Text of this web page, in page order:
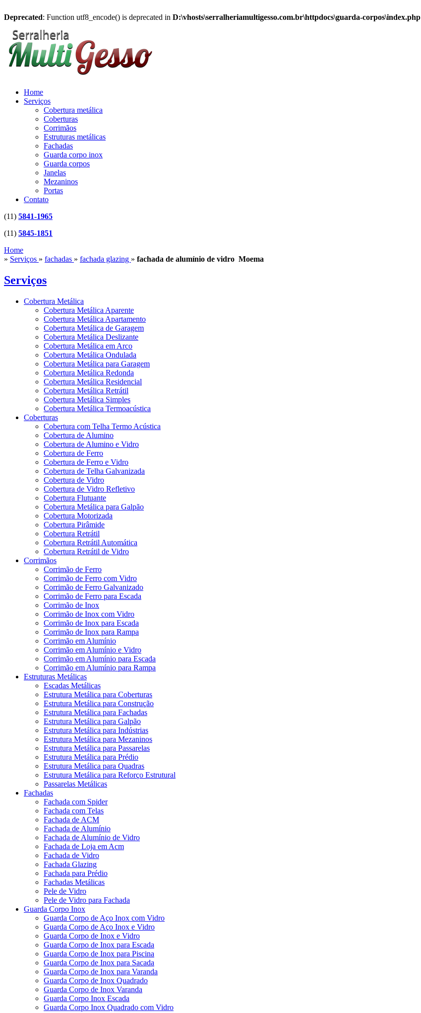
Deprecated: Function utf8_encode() is deprecated in D:\vhosts\serralheriamultigesso.com.br\httpdocs\guarda-corpos\index.php
Home
Serviços
Cobertura metálica
Coberturas
Corrimãos
Estruturas metálicas
Fachadas
Guarda corpo inox
Guarda corpos
Janelas
Mezaninos
Portas
Contato
(11) 5841-1965
(11) 5845-1851
Home
» Serviços » fachadas » fachada glazing » fachada de alumínio de vidro Moema
Serviços
Cobertura Metálica
Cobertura Metálica Aparente
Cobertura Metálica Apartamento
Cobertura Metálica de Garagem
Cobertura Metálica Deslizante
Cobertura Metálica em Arco
Cobertura Metálica Ondulada
Cobertura Metálica para Garagem
Cobertura Metálica Redonda
Cobertura Metálica Residencial
Cobertura Metálica Retrátil
Cobertura Metálica Simples
Cobertura Metálica Termoacústica
Coberturas
Cobertura com Telha Termo Acústica
Cobertura de Alumino
Cobertura de Alumino e Vidro
Cobertura de Ferro
Cobertura de Ferro e Vidro
Cobertura de Telha Galvanizada
Cobertura de Vidro
Cobertura de Vidro Refletivo
Cobertura Flutuante
Cobertura Metálica para Galpão
Cobertura Motorizada
Cobertura Pirâmide
Cobertura Retrátil
Cobertura Retrátil Automática
Cobertura Retrátil de Vidro
Corrimãos
Corrimão de Ferro
Corrimão de Ferro com Vidro
Corrimão de Ferro Galvanizado
Corrimão de Ferro para Escada
Corrimão de Inox
Corrimão de Inox com Vidro
Corrimão de Inox para Escada
Corrimão de Inox para Rampa
Corrimão em Alumínio
Corrimão em Alumínio e Vidro
Corrimão em Alumínio para Escada
Corrimão em Alumínio para Rampa
Estruturas Metálicas
Escadas Metálicas
Estrutura Metálica para Coberturas
Estrutura Metálica para Construção
Estrutura Metálica para Fachadas
Estrutura Metálica para Galpão
Estrutura Metálica para Indústrias
Estrutura Metálica para Mezaninos
Estrutura Metálica para Passarelas
Estrutura Metálica para Prédio
Estrutura Metálica para Quadras
Estrutura Metálica para Reforço Estrutural
Passarelas Metálicas
Fachadas
Fachada com Spider
Fachada com Telas
Fachada de ACM
Fachada de Alumínio
Fachada de Alumínio de Vidro
Fachada de Loja em Acm
Fachada de Vidro
Fachada Glazing
Fachada para Prédio
Fachadas Metálicas
Pele de Vidro
Pele de Vidro para Fachada
Guarda Corpo Inox
Guarda Corpo de Aço Inox com Vidro
Guarda Corpo de Aço Inox e Vidro
Guarda Corpo de Inox e Vidro
Guarda Corpo de Inox para Escada
Guarda Corpo de Inox para Piscina
Guarda Corpo de Inox para Sacada
Guarda Corpo de Inox para Varanda
Guarda Corpo de Inox Quadrado
Guarda Corpo de Inox Varanda
Guarda Corpo Inox Escada
Guarda Corpo Inox Quadrado com Vidro